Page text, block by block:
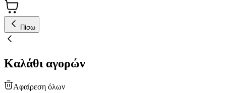
Πίσω
Καλάθι αγορών
Αφαίρεση όλων